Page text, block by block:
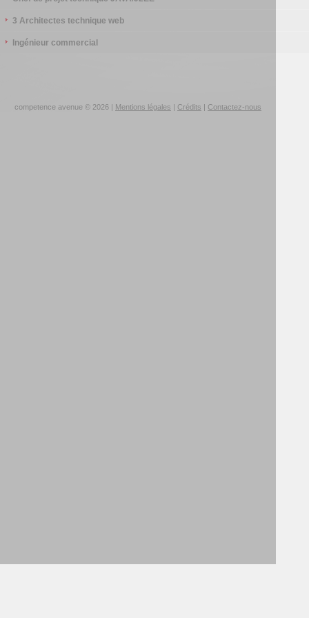
3 Architectes technique web
Ingénieur commercial
competence avenue © 2026 | Mentions légales Crédits Contactez-nous